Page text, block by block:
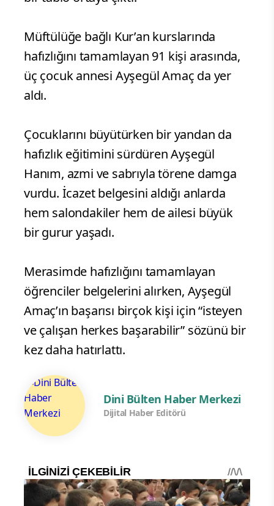
Müftülüğe bağlı Kur’an kurslarında
hafızlığını tamamlayan 91 kişi arasında,
üç çocuk annesi Ayşegül Amaç da yer
aldı.
Çocuklarını büyütürken bir yandan da
hafızlık eğitimini sürdüren Ayşegül
Hanım, azmi ve sabrıyla törene damga
vurdu. İcazet belgesini aldığı anlarda
hem salondakiler hem de ailesi büyük
bir gurur yaşadı.
Merasimde hafızlığını tamamlayan
öğrenciler belgelerini alırken, Ayşegül
Amaç’ın başarısı birçok kişi için “isteyen
ve çalışan herkes başarabilir” sözünü bir
kez daha hatırlattı.
Dini Bülten Haber Merkezi
Dijital Haber Editörü